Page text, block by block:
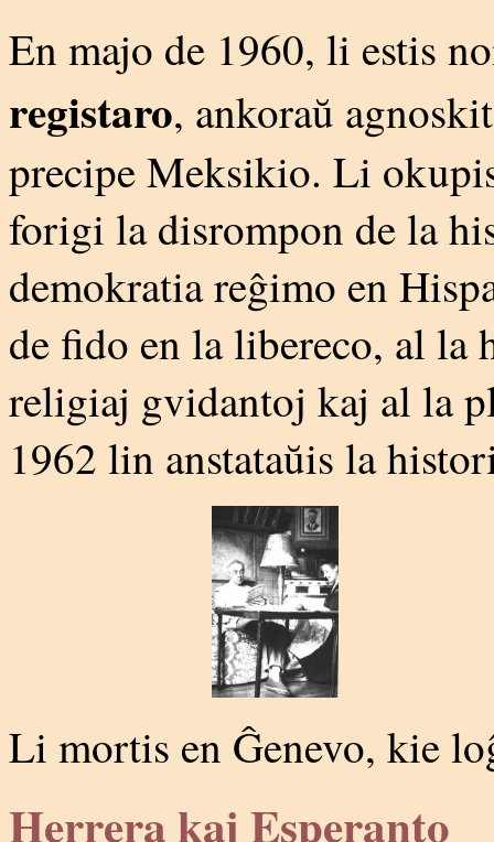
En majo de 1960, li estis
registaro, ankoraŭ
precipe Meksikio. Li
forigi la disrompon de la
demokratia reĝimo en
de fido en la libereco, al
religiaj gvidantoj kaj al la
1962 lin anstataŭis la
Li mortis en Ĝenevo, kie
Herrera kaj Esperanto